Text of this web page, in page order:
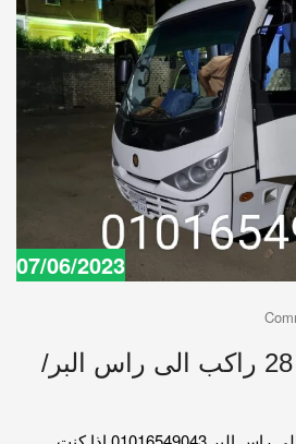
07/06/2023
ايجار ميكروباص 28 راكب الى راس البر/